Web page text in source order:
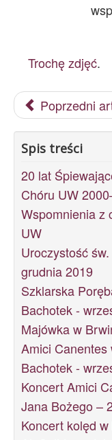
Trochę zdjęć.
Poprzedni
Spis treści
20 lat
Chóru UW
Wspomnienia z
UW
Uroczystość
grudnia 2019
Szklarska
Bachotek -
Majówka w
Amici Canentes
Bachotek -
Koncert Amici
Jana Bożego –
Koncert kolęd